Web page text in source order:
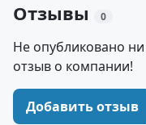
Отзывы 0
Не опубликовано
отзыв о компании!
Добавить отзыв